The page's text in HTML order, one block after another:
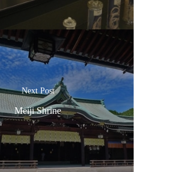
Next Post
Meiji Shrine